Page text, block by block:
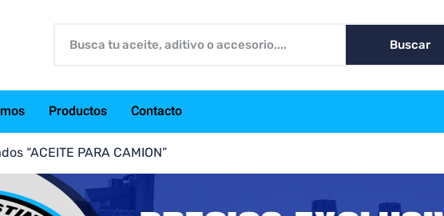
Buscar
Productos Contacto
“ACEITE PARA CAMION”